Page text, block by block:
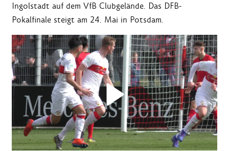
Ingolstadt auf dem VfB Clubgelände. Das DFB-
Pokalfinale steigt am 24. Mai in Potsdam.